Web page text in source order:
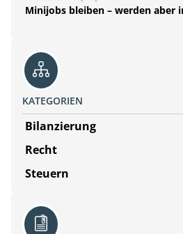
Minijobs bleiben – werden aber
KATEGORIEN
Bilanzierung
Recht
Steuern